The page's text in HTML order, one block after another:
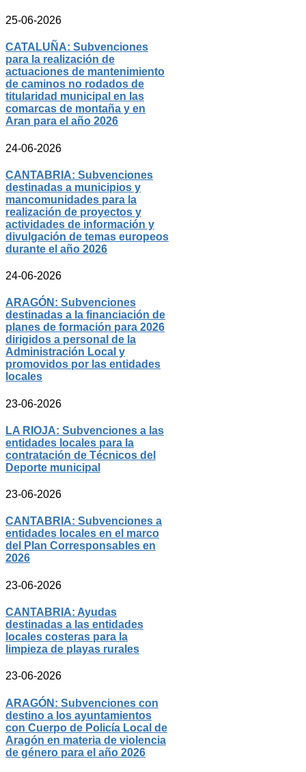
25-06-2026
CATALUÑA: Subvenciones
para la realización de
actuaciones de mantenimiento
de caminos no rodados de
titularidad municipal en las
comarcas de montaña y en
Aran para el año 2026
24-06-2026
CANTABRIA: Subvenciones
destinadas a municipios y
mancomunidades para la
realización de proyectos y
actividades de información y
divulgación de temas europeos
durante el año 2026
24-06-2026
ARAGÓN: Subvenciones
destinadas a la financiación de
planes de formación para 2026
dirigidos a personal de la
Administración Local y
promovidos por las entidades
locales
23-06-2026
LA RIOJA: Subvenciones a las
entidades locales para la
contratación de Técnicos del
Deporte municipal
23-06-2026
CANTABRIA: Subvenciones a
entidades locales en el marco
del Plan Corresponsables en
2026
23-06-2026
CANTABRIA: Ayudas
destinadas a las entidades
locales costeras para la
limpieza de playas rurales
23-06-2026
ARAGÓN: Subvenciones con
destino a los ayuntamientos
con Cuerpo de Policía Local de
Aragón en materia de violencia
de género para el año 2026